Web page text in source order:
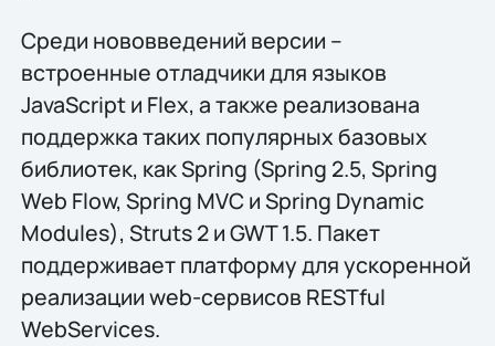
Среди нововведений версии –
встроенные отладчики для языков
JavaScript и Flex, а также реализована
поддержка таких популярных базовых
библиотек, как Spring (Spring 2.5, Spring
Web Flow, Spring MVC и Spring Dynamic
Modules), Struts 2 и GWT 1.5. Пакет
поддерживает платформу для ускоренной
реализации web-сервисов RESTful
WebServices.